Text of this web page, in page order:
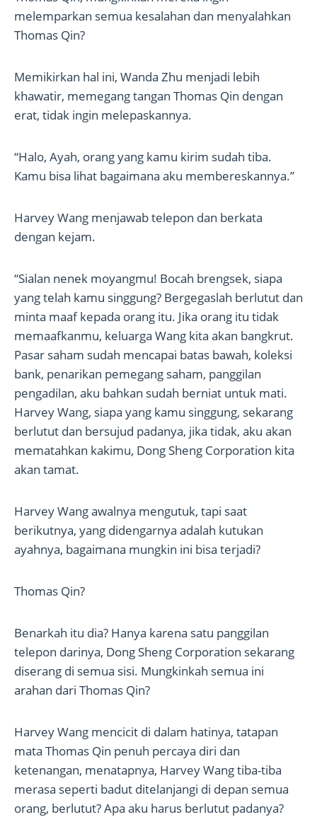
melemparkan semua kesalahan dan menyalahkan
Thomas Qin?
Memikirkan hal ini, Wanda Zhu menjadi lebih
khawatir, memegang tangan Thomas Qin dengan
erat, tidak ingin melepaskannya.
“Halo, Ayah, orang yang kamu kirim sudah tiba.
Kamu bisa lihat bagaimana aku membereskannya.”
Harvey Wang menjawab telepon dan berkata
dengan kejam.
“Sialan nenek moyangmu! Bocah brengsek, siapa
yang telah kamu singgung? Bergegaslah berlutut dan
minta maaf kepada orang itu. Jika orang itu tidak
memaafkanmu, keluarga Wang kita akan bangkrut.
Pasar saham sudah mencapai batas bawah, koleksi
bank, penarikan pemegang saham, panggilan
pengadilan, aku bahkan sudah berniat untuk mati.
Harvey Wang, siapa yang kamu singgung, sekarang
berlutut dan bersujud padanya, jika tidak, aku akan
mematahkan kakimu, Dong Sheng Corporation kita
akan tamat.
Harvey Wang awalnya mengutuk, tapi saat
berikutnya, yang didengarnya adalah kutukan
ayahnya, bagaimana mungkin ini bisa terjadi?
Thomas Qin?
Benarkah itu dia? Hanya karena satu panggilan
telepon darinya, Dong Sheng Corporation sekarang
diserang di semua sisi. Mungkinkah semua ini
arahan dari Thomas Qin?
Harvey Wang mencicit di dalam hatinya, tatapan
mata Thomas Qin penuh percaya diri dan
ketenangan, menatapnya, Harvey Wang tiba-tiba
merasa seperti badut ditelanjangi di depan semua
orang, berlutut? Apa aku harus berlutut padanya?